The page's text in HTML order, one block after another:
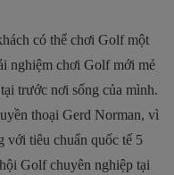
có thể chơi Golf một
nghiệm chơi Golf mới mẻ
trước nơi sống của mình.
thoại Gerd Norman, vì
với tiêu chuẩn quốc tế 5
Golf chuyên nghiệp tại